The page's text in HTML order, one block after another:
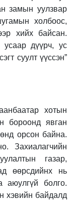
замын уулзвар
холбоос,
хийх байсан.
дүүрч, ус
суулт үүссэн”
хотын
бороонд явган
орсон байна.
Захиалагчийн
газар,
өөрсдийнх нь
аюулгүй болго.
хэвийн байдалд